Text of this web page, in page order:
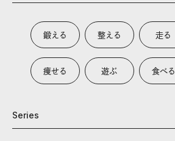
鍛える 整える 走る
痩せる 遊ぶ 食べる
Series